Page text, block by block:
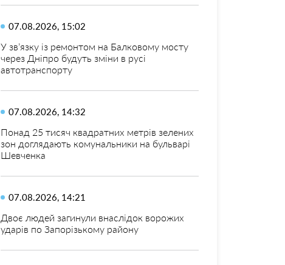
07.08.2026, 15:02
У зв’язку із ремонтом на Балковому мосту
через Дніпро будуть зміни в русі
автотранспорту
07.08.2026, 14:32
Понад 25 тисяч квадратних метрів зелених
зон доглядають комунальники на бульварі
Шевченка
07.08.2026, 14:21
Двоє людей загинули внаслідок ворожих
ударів по Запорізькому району